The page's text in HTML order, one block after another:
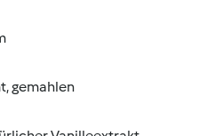
gemahlen